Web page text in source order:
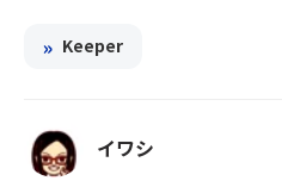
» Keeper
イワシ